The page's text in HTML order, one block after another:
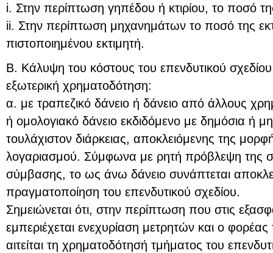
i. Στην περίπτωση γηπέδου ή κτιρίου, το ποσό της
ii. Στην περίπτωση μηχανημάτων το ποσό της
πιστοποιημένου εκτιμητή.
Β. Κάλυψη του κόστους του επενδυτικού
εξωτερική χρηματοδότηση:
α. με τραπεζικό δάνειο ή δάνειο από άλλους
ή ομολογιακό δάνειο εκδιδόμενο με δημόσια ή
τουλάχιστον διάρκειας, αποκλειόμενης της
λογαριασμού. Σύμφωνα με ρητή πρόβλεψη της
σύμβασης, το ως άνω δάνειο συνάπτεται
πραγματοποίηση του επενδυτικού σχεδίου.
Σημειώνεται ότι, στην περίπτωση που στις
εμπεριέχεται ενεχυρίαση μετρητών και ο φορέας
αιτείται τη χρηματοδότησή τμήματος του